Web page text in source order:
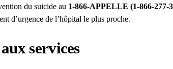
du suicide au 1-866-APPELLE (1-866-277-
d’urgence de l’hôpital le plus proche.
services